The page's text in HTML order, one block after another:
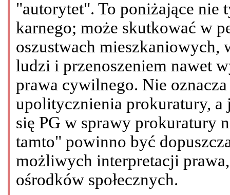
"autorytet". To poniżające nie
karnego; może skutkować w
oszustwach mieszkaniowych,
ludzi i przenoszeniem nawet
prawa cywilnego. Nie
upolitycznienia prokuratury, a
się PG w sprawy prokuratury
tamto" powinno być
możliwych interpretacji
ośrodków społecznych.